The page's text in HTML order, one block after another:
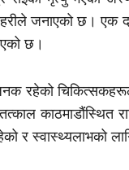
जनाएको छ।
छ।
रहेको
र स्वास्थ्यलाभको